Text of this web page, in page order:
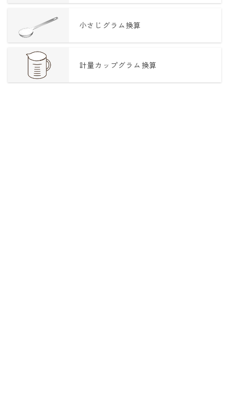
小さじグラム換算
計量カップグラム換算